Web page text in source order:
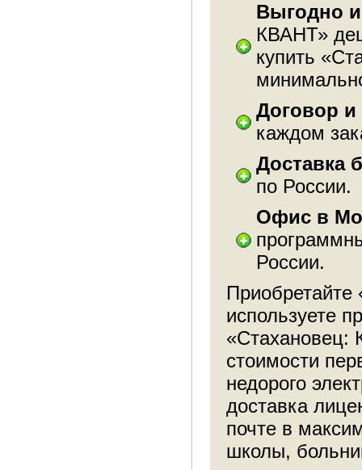
Выгодно
КВАНТ»
купить
Договор и
каждом
Доставка
по России.
Офис в
России.
используете
«Стахановец:
стоимости
недорого
доставка
почте в
школы,